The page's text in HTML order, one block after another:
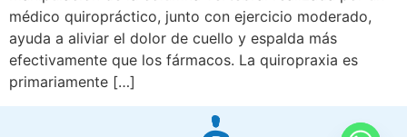
médico quiropráctico, junto con ejercicio moderado,
ayuda a aliviar el dolor de cuello y espalda más
efectivamente que los fármacos. La quiropraxia es
primariamente […]